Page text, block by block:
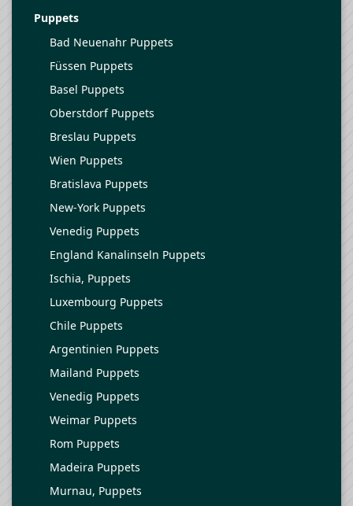
Puppets
Bad Neuenahr Puppets
Füssen Puppets
Basel Puppets
Oberstdorf Puppets
Breslau Puppets
Wien Puppets
Bratislava Puppets
New-York Puppets
Venedig Puppets
England Kanalinseln Puppets
Ischia, Puppets
Luxembourg Puppets
Chile Puppets
Argentinien Puppets
Mailand Puppets
Venedig Puppets
Weimar Puppets
Rom Puppets
Madeira Puppets
Murnau, Puppets